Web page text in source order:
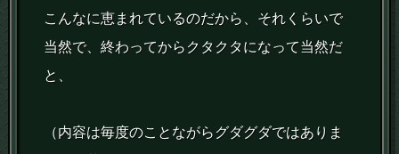
こんなに恵まれているのだから、それくらいで
当然で、終わってからクタクタになって当然だ
と、
（内容は毎度のことながらグダグダではありま